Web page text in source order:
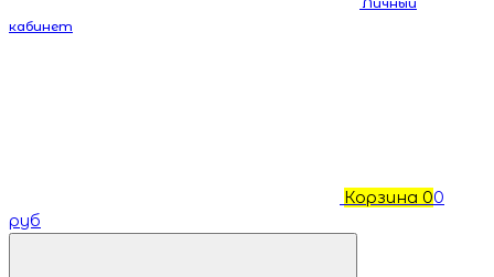
кабинет
Корзина 00
руб